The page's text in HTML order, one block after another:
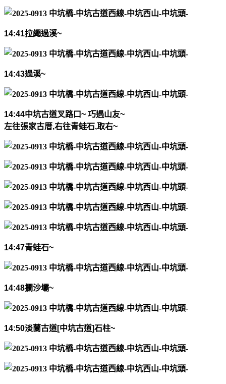
14:41拉繩過溪~
14:43過溪~
14:44中坑古道叉路口~ 巧遇山友~
左往張家古厝,右往青蛙石,取右~
14:47青蛙石~
14:48攔沙壩~
14:50淡蘭古道[中坑古道]石柱~